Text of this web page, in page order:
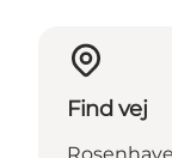
Find vej